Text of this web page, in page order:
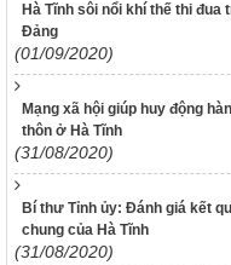
Hà Tĩnh sôi nổi khí thế thi
Đảng
(01/09/2020)
Mạng xã hội giúp huy động
thôn ở Hà Tĩnh
(31/08/2020)
Bí thư Tỉnh ủy: Đánh giá kết
chung của Hà Tĩnh
(31/08/2020)